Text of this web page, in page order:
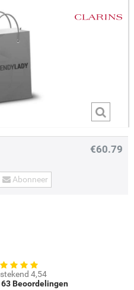
Abonneer
€60.79
4,54
Beoordelingen